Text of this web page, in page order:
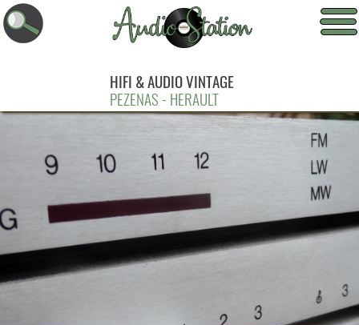
HIFI & AUDIO VINTAGE
PEZENAS - HERAULT